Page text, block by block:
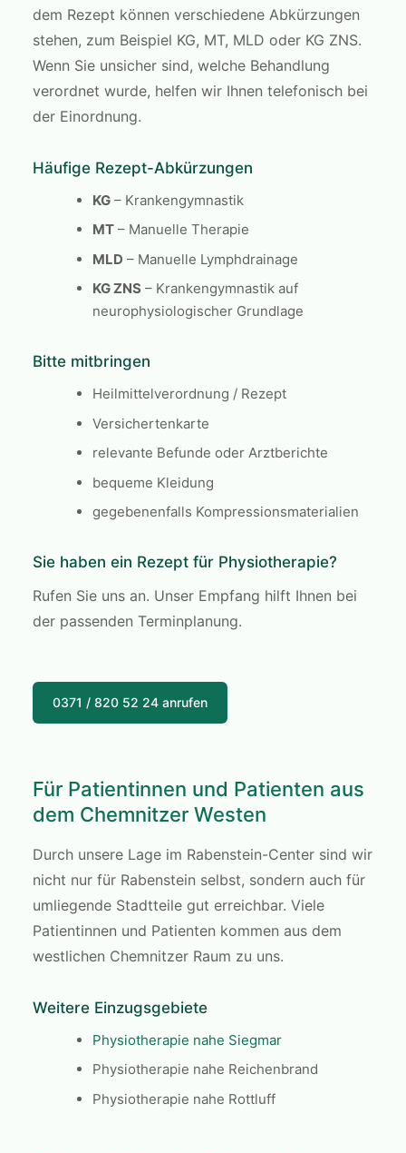
dem Rezept können verschiedene Abkürzungen
stehen, zum Beispiel KG, MT, MLD oder KG ZNS.
Wenn Sie unsicher sind, welche Behandlung
verordnet wurde, helfen wir Ihnen telefonisch bei
der Einordnung.
Häufige Rezept-Abkürzungen
KG – Krankengymnastik
MT – Manuelle Therapie
MLD – Manuelle Lymphdrainage
KG ZNS – Krankengymnastik auf
neurophysiologischer Grundlage
Bitte mitbringen
Heilmittelverordnung / Rezept
Versichertenkarte
relevante Befunde oder Arztberichte
bequeme Kleidung
gegebenenfalls Kompressionsmaterialien
Sie haben ein Rezept für Physiotherapie?
Rufen Sie uns an. Unser Empfang hilft Ihnen bei
der passenden Terminplanung.
0371 / 820 52 24 anrufen
Für Patientinnen und Patienten aus
dem Chemnitzer Westen
Durch unsere Lage im Rabenstein-Center sind wir
nicht nur für Rabenstein selbst, sondern auch für
umliegende Stadtteile gut erreichbar. Viele
Patientinnen und Patienten kommen aus dem
westlichen Chemnitzer Raum zu uns.
Weitere Einzugsgebiete
Physiotherapie nahe Siegmar
Physiotherapie nahe Reichenbrand
Physiotherapie nahe Rottluff